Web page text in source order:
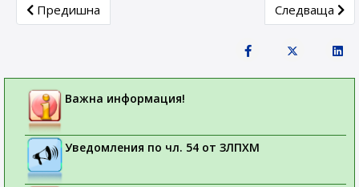
Previous article: Съвместни проверки между ИАЛ, МВР и
Предишна Next article:
Следваща
Важна информация!
Уведомления по чл. 54 от ЗЛПХМ